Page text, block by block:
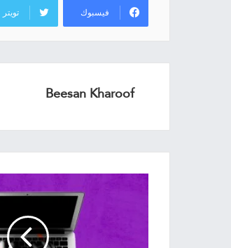
فيسبوك تويتر
Beesan Kharoof